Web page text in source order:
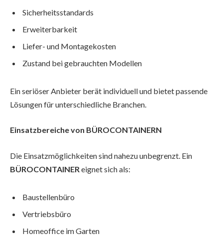
Sicherheitsstandards
Erweiterbarkeit
Liefer- und Montagekosten
Zustand bei gebrauchten Modellen
Ein seriöser Anbieter berät individuell und bietet passende
Lösungen für unterschiedliche Branchen.
Einsatzbereiche von BÜROCONTAINERN
Die Einsatzmöglichkeiten sind nahezu unbegrenzt. Ein
BÜROCONTAINEReignet sich als:
Baustellenbüro
Vertriebsbüro
Homeoffice im Garten